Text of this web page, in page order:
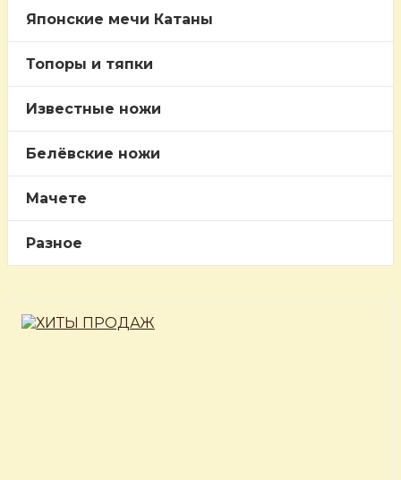
Японские мечи Катаны
Топоры и тяпки
Известные ножи
Белёвские ножи
Мачете
Разное